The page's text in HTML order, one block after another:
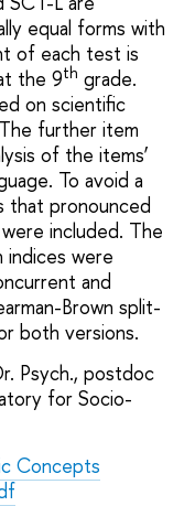
equal forms with
of each test is
the 9th grade.
on scientific
further item
of the items’
To avoid a
that pronounced
included. The
indices were
and
Brown split-
both versions.
Psych., postdoc
for Socio-
Concepts